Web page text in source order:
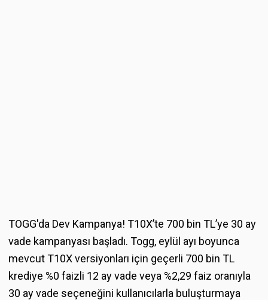
TOGG'da Dev Kampanya! T10X’te 700 bin TL’ye 30 ay
vade kampanyası başladı. Togg, eylül ayı boyunca
mevcut T10X versiyonları için geçerli 700 bin TL
krediye %0 faizli 12 ay vade veya %2,29 faiz oranıyla
30 ay vade seçeneğini kullanıcılarla buluşturmaya